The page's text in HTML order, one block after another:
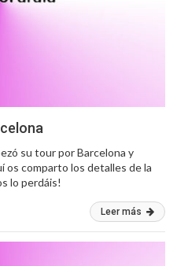
su tour por Barcelona y
os comparto los detalles de la
lo perdáis!
Leer más